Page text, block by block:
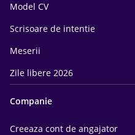
Model CV
Scrisoare de intentie
Meserii
Zile libere 2026
Companie
Creeaza cont de angajator